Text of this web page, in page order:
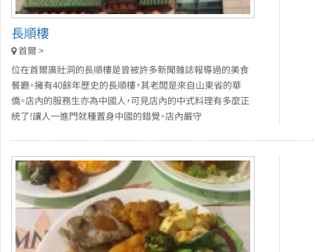
長順樓
首爾 >
位在首爾廣壯洞的長順樓是曾被許多新聞雜誌報導過的美食
餐廳。擁有40餘年歷史的長順樓，其老闆是來自山東省的華
僑。店內的服務生亦為中國人，可見店內的中式料理有多麼正
統了!讓人一進門就種置身中國的錯覺。店內嚴守